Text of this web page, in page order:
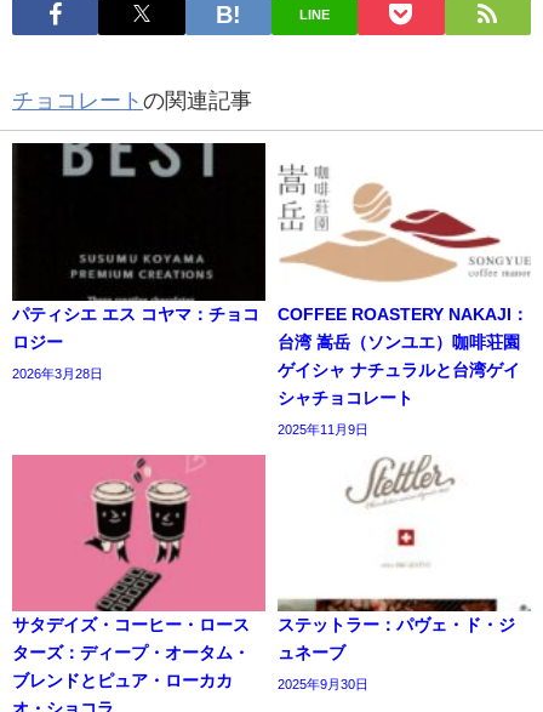
LINE
チョコレート の関連記事
パティシエ エス コヤマ：チョコ
ロジー
2026年3月28日
COFFEE ROASTERY NAKAJI：
台湾 嵩岳（ソンユエ）咖啡荘園
ゲイシャ ナチュラルと台湾ゲイ
シャチョコレート
2025年11月9日
サタデイズ・コーヒー・ロース
ターズ：ディープ・オータム・
ブレンドとピュア・ローカカ
オ・ショコラ
ステットラー：パヴェ・ド・ジ
ュネーブ
2025年9月30日